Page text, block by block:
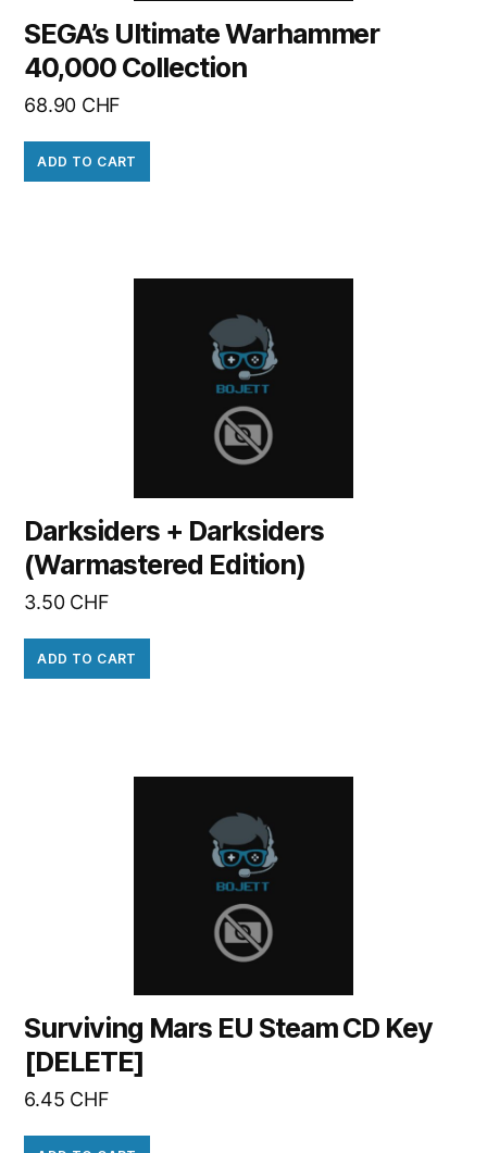
SEGA’s Ultimate Warhammer
40,000 Collection
68.90 CHF
ADD TO CART
Darksiders + Darksiders
(Warmastered Edition)
3.50 CHF
ADD TO CART
Surviving Mars EU Steam CD Key
[DELETE]
6.45 CHF